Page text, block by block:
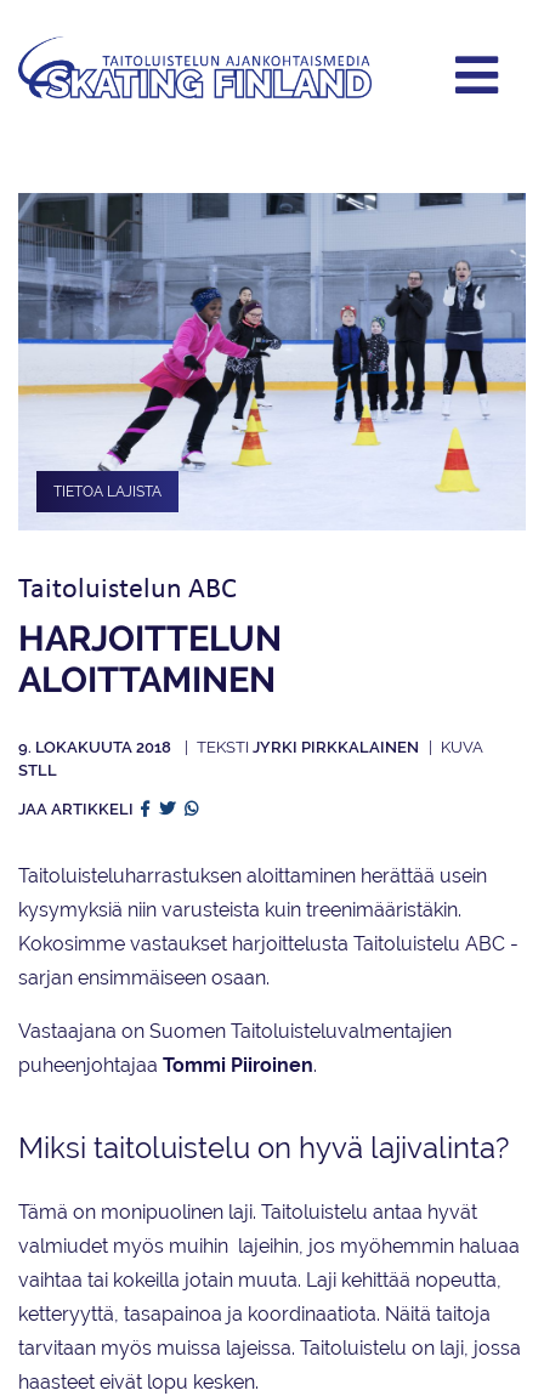
TIETOA LAJISTA
Taitoluistelun ABC
HARJOITTELUN
ALOITTAMINEN
9. LOKAKUUTA 2018
JYRKI PIRKKALAINEN
STLL
JAA ARTIKKELI
Taitoluisteluharrastuksen aloittaminen herättää usein
kysymyksiä niin varusteista kuin treenimääristäkin.
Kokosimme vastaukset harjoittelusta Taitoluistelu ABC -
sarjan ensimmäiseen osaan.
Vastaajana on Suomen Taitoluisteluvalmentajien
puheenjohtajaa Tommi Piiroinen.
Miksi taitoluistelu on hyvä lajivalinta?
Tämä on monipuolinen laji. Taitoluistelu antaa hyvät
valmiudet myös muihin lajeihin, jos myöhemmin haluaa
vaihtaa tai kokeilla jotain muuta. Laji kehittää nopeutta,
ketteryyttä, tasapainoa ja koordinaatiota. Näitä taitoja
tarvitaan myös muissa lajeissa. Taitoluistelu on laji, jossa
haasteet eivät lopu kesken.